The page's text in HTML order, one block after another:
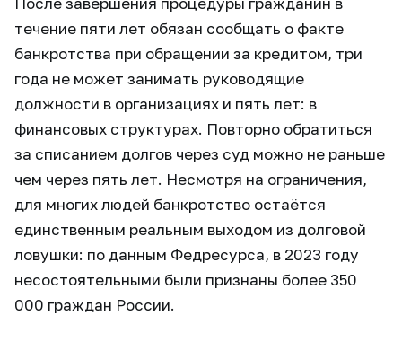
течение пяти лет обязан сообщать о факте
банкротства при обращении за кредитом, три
года не может занимать руководящие
должности в организациях и пять лет: в
финансовых структурах. Повторно обратиться
за списанием долгов через суд можно не раньше
чем через пять лет. Несмотря на ограничения,
для многих людей банкротство остаётся
единственным реальным выходом из долговой
ловушки: по данным Федресурса, в 2023 году
несостоятельными были признаны более 350
000 граждан России.